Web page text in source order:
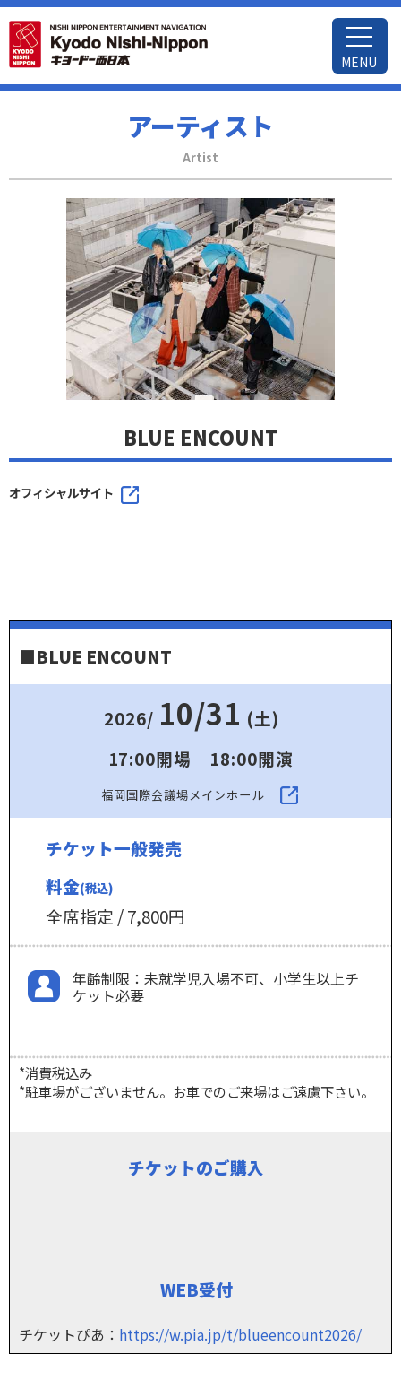
MENU
アーティスト
Artist
BLUE ENCOUNT
オフィシャルサイト
■BLUE ENCOUNT
2026/ 10/31 (土)
17:00開場 18:00開演
福岡国際会議場メインホール
チケット一般発売
料金(税込)
全席指定 / 7,800円
年齢制限：未就学児入場不可、小学生以上チ
ケット必要
*消費税込み
*駐車場がございません。お車でのご来場はご遠慮下さい。
チケットのご購入
WEB受付
チケットぴあ： https://w.pia.jp/t/blueencount2026/